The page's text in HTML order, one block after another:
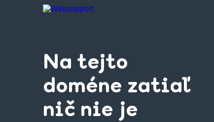
Na tejto
doméne zatiaľ
nič nie je